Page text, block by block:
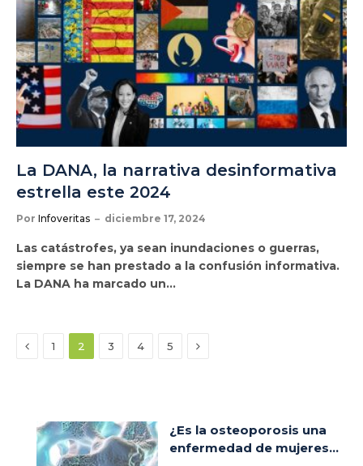
La DANA, la narrativa desinformativa
estrella este 2024
Por Infoveritas diciembre 17, 2024
Las catástrofes, ya sean inundaciones o guerras,
siempre se han prestado a la confusión informativa.
La DANA ha marcado un…
Anterior
1 2 3 4 5 Siguiente
¿Es la osteoporosis una
enfermedad de mujeres...